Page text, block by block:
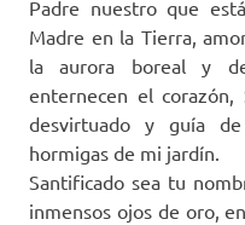
Padre nuestro que
Madre en la Tierra,
la aurora boreal y
enternecen el
desvirtuado y guía
hormigas de mi jardín.
Santificado sea tu
inmensos ojos de oro,